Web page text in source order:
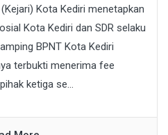
Kota Kediri menetapkan
Kota Kediri dan SDR selaku
BPNT Kota Kediri
terbukti menerima fee
ketiga se...